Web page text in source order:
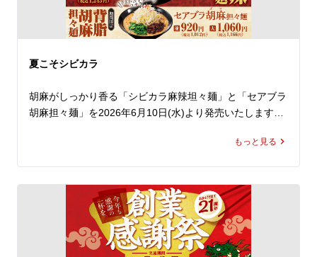
とってもお得なこの機会、ラーメン魁力屋公式アプリをダ
ウンロードのうえ、ランチやディナーでぜひ魁力屋へお越
夏こそシビカラ
胡麻がしっかり香る「シビカラ麻辣坦々麺」と「セアブラ
胡麻担々麺」を2026年6月10日(水)より発売いたします。
練り胡麻をたっぷり使用した濃厚な担々スープに、魁力屋
胡麻のコクと背脂の旨みに、花椒の香り立つ刺激が重な
り、あと引く味わいに仕上げています。
トッピングには、甜面醤でじっくり煮込んだ担々そぼろを
もっと見る